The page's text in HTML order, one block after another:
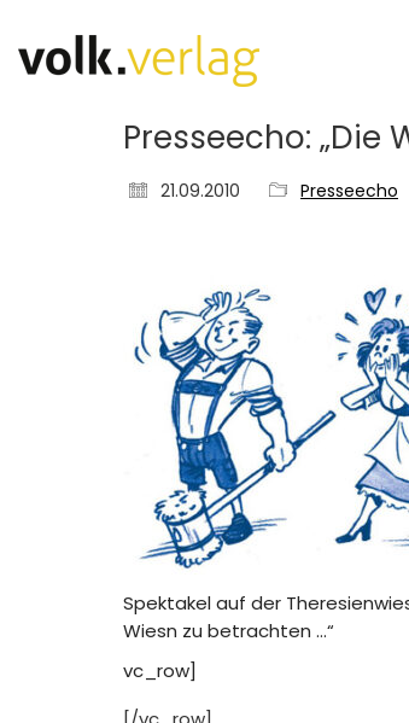
Presseecho: „Die
21.09.2010 Presseecho
Spektakel auf der
Wiesn zu betrachten …“
vc_row]